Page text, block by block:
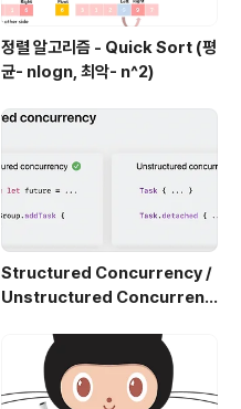
정렬 알고리즘 - Quick Sort (평
균- nlogn, 최악- n^2)
Structured Concurrency /
Unstructured Concurrenc